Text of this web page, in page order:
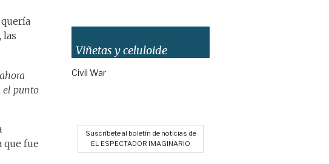
las
el punto
que fue
Viñetas y celuloide
Civil War
Suscríbete al boletín de noticias de
EL ESPECTADOR IMAGINARIO